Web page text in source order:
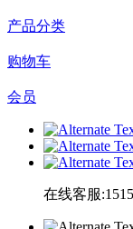
产品分类
购物车
会员
在线客服